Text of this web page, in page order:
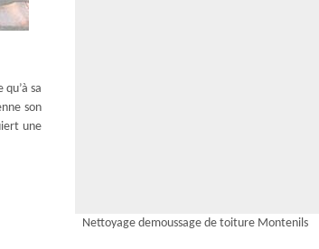
sa
son
une
Nettoyage demoussage de toiture Montenils